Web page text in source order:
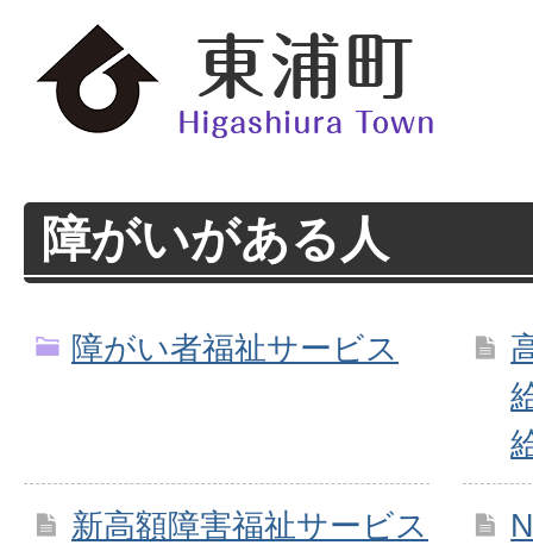
障がいがある人
障がい者福祉サービス
新高額障害福祉サービス